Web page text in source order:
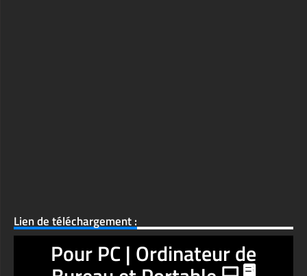
Lien de téléchargement :
Pour PC | Ordinateur de